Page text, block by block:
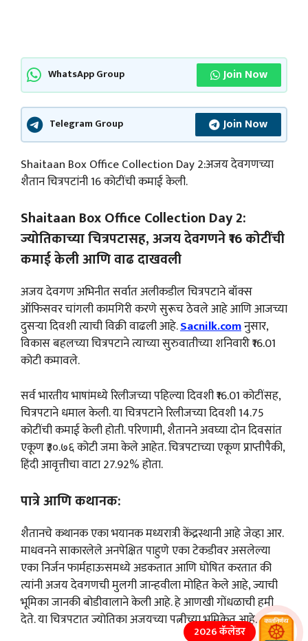
WhatsApp Group Join Now
Telegram Group Join Now
Shaitaan Box Office Collection Day 2:अजय देवगणच्या
शैतान चित्रपटांनी 16 कोटींची कमाई केली.
Shaitaan Box Office Collection Day 2:
ज्योतिकाच्या चित्रपटासह, अजय देवगणने ₹16 कोटींची
कमाई केली आणि वाढ दाखवली
अजय देवगण अभिनीत सर्वात अलीकडील चित्रपटाने बॉक्स
ऑफिसवर चांगली कामगिरी करणे सुरूच ठेवले आहे आणि आजच्या
दुसऱ्या दिवशी त्याची विक्री वाढली आहे.Sacnilk.comनुसार,
विकास बहलच्या चित्रपटाने त्याच्या सुरुवातीच्या शनिवारी ₹16.01
कोटी कमावले.
सर्व भारतीय भाषांमध्ये रिलीजच्या पहिल्या दिवशी ₹16.01 कोटींसह,
चित्रपटाने धमाल केली. या चित्रपटाने रिलीजच्या दिवशी 14.75
कोटींची कमाई केली होती. परिणामी, शैतानने अवघ्या दोन दिवसांत
एकूण ₹३०.७६ कोटी जमा केले आहेत. चित्रपटाच्या एकूण प्राप्तीपैकी,
हिंदी आवृत्तीचा वाटा 27.92% होता.
पात्रे आणि कथानक:
शैतानचे कथानक एका भयानक मध्यरात्री केंद्रस्थानी आहे जेव्हा आर.
माधवनने साकारलेले अनपेक्षित पाहुणे एका टेकडीवर असलेल्या
एका निर्जन फार्महाऊसमध्ये अडकतात आणि घोषित करतात की
त्यांनी अजय देवगणची मुलगी जान्हवीला मोहित केले आहे, ज्याची
भूमिका जानकी बोडीवालाने केली आहे. हे आणखी गोंधळाची हमी
देते. या चित्रपटात ज्योतिका अजयच्या पत्नीच्या भूमिकेत आहे.
2026 कॅलेंडर